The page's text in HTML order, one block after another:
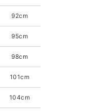
92cm
95cm
98cm
101cm
104cm